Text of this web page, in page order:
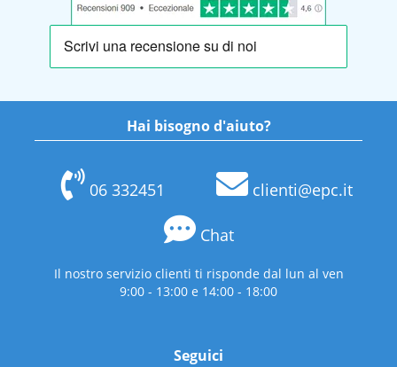
Hai bisogno d'aiuto?
06 332451 clienti@epc.it
Chat
Il nostro servizio clienti ti risponde dal lun al ven
9:00 - 13:00 e 14:00 - 18:00
Seguici